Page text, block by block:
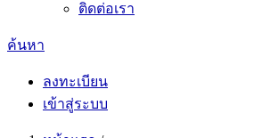
ติดต่อเรา
ค้นหา
ลงทะเบียน
เข้าสู่ระบบ